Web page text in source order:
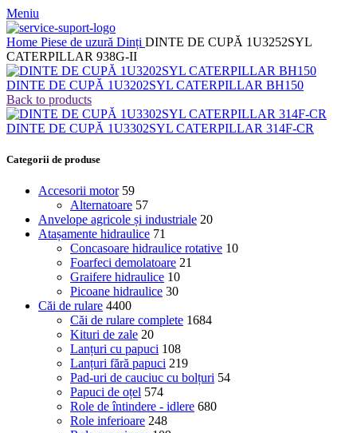
Meniu
Home Piese de uzură Dinți DINTE DE CUPĂ 1U3252SYL
CATERPILLAR 938G-II
DINTE DE CUPĂ 1U3202SYL CATERPILLAR BH150
Back to products
DINTE DE CUPĂ 1U3302SYL CATERPILLAR 314F-CR
Categorii de produse
Accesorii motor 59
Alternatoare 57
Anvelope agricole și industriale 20
Atașamente hidraulice 71
Concasoare hidraulice rotative 10
Foarfeci demolatoare 21
Graifere hidraulice 10
Picoane hidraulice 30
Căi de rulare 4400
Căi de rulare complete 1684
Kituri de zale 20
Lanțuri cu papuci 108
Lanțuri fără papuci 219
Pad-uri de cauciuc cu bolțuri 54
Papuci de oțel 574
Role de întindere - idlere 680
Role inferioare 248